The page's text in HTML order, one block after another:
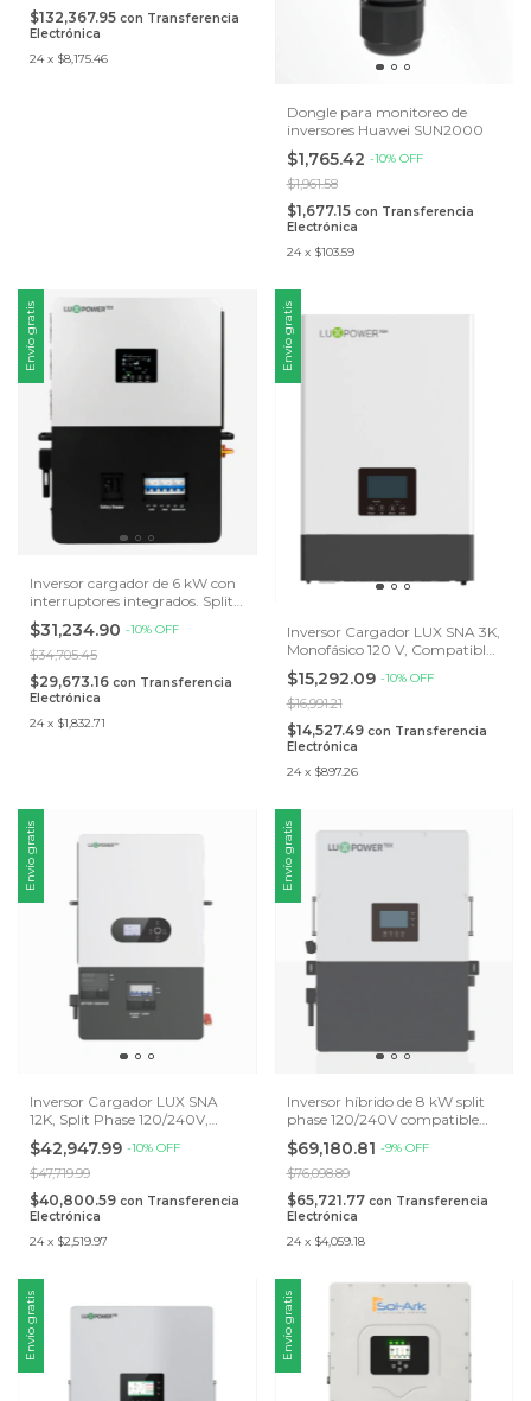
$132,367.95 con Transferencia
Electrónica
24 x $8,175.46
Dongle para monitoreo de
inversores Huawei SUN2000
$1,765.42 -10% OFF
$1,961.58
$1,677.15 con Transferencia
Electrónica
24 x $103.59
Envío gratis
Inversor cargador de 6 kW con
interruptores integrados. Split
phase 120/240V compatible
con baterías LUX PGEM y
PYLONTECH LV. Admite
conexión en paralelo hasta 16
unidades.
$31,234.90 -10% OFF
$34,705.45
$29,673.16 con Transferencia
Electrónica
24 x $1,832.71
Envío gratis
Inversor Cargador LUX SNA 3K,
Monofásico 120 V, Compatible
con Baterías LUX PGEM y
Pylontech LV
$15,292.09 -10% OFF
$16,991.21
$14,527.49 con Transferencia
Electrónica
24 x $897.26
Envío gratis
Inversor Cargador LUX SNA
12K, Split Phase 120/240V,
Compatible con Baterías LUX
PGEM y Pylontech LV.
$42,947.99 -10% OFF
$47,719.99
$40,800.59 con Transferencia
Electrónica
24 x $2,519.97
Envío gratis
Inversor híbrido de 8 kW split
phase 120/240V compatible
con batería LUX PGEM y
PYLONTECH LV. Admite
conexión en paralelo hasta 10
unidades.
$69,180.81 -9% OFF
$76,098.89
$65,721.77 con Transferencia
Electrónica
24 x $4,059.18
Envío gratis Envío gratis